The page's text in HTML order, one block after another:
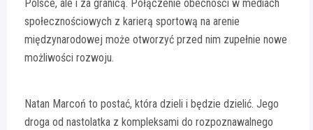
Polsce, ale i za granicą. Połączenie obecności w mediach
społecznościowych z karierą sportową na arenie
międzynarodowej może otworzyć przed nim zupełnie nowe
możliwości rozwoju.
Natan Marcoń to postać, która dzieli i będzie dzielić. Jego
droga od nastolatka z kompleksami do rozpoznawalnego